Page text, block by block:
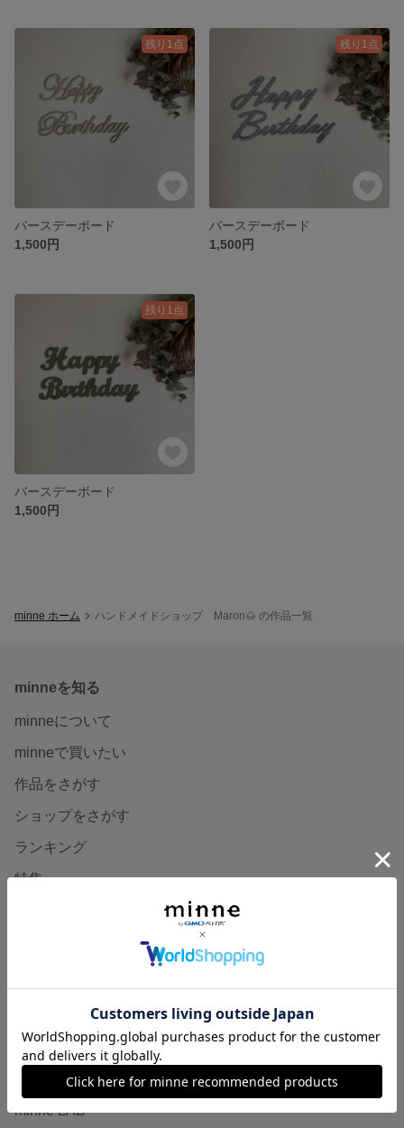
残り1点
バースデーボード
1,500円
残り1点
バースデーボード
1,500円
残り1点
バースデーボード
1,500円
minne ホーム ハンドメイドショップ Maron🌰 の作品一覧
minneを知る
minneについて
minneで買いたい
作品をさがす
ショップをさがす
ランキング
特集
食品販売
ヴィンテージ販売
ダウンロード販売
minne PLUS
minne LAB